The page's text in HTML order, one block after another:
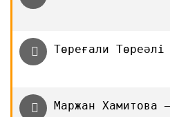
Төреғали
Маржан Хамитова